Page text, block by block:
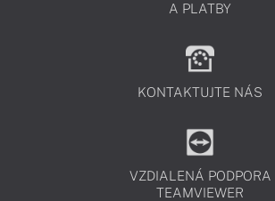
A PLATBY
KONTAKTUJTE NÁS
VZDIALENÁ PODPORA
TEAMVIEWER